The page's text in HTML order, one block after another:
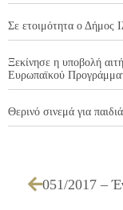
Σε ετοιμότητα ο Δήμος
Ξεκίνησε η υποβολή
Ευρωπαϊκού
Θερινό σινεμά για